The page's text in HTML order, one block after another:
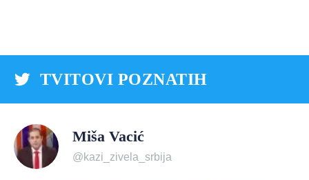
TVITOVI POZNATIH
Miša Vacić
@kazi_zivela_srbija